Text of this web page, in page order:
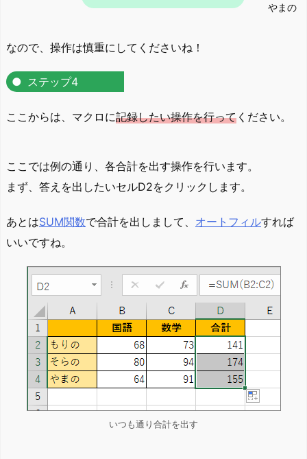
やまの
なので、操作は慎重にしてくださいね！
ステップ4
ここからは、マクロに記録したい操作を行って ください。
ここでは例の通り、各合計を出す操作を行います。
まず、答えを出したいセルD2をクリックします。
あとはSUM関数で合計を出しまして、 オートフィルすれば
いいですね。
いつも通り合計を出す